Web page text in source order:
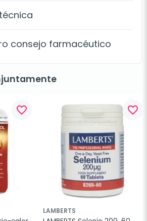
consejo farmacéutico
favorite_border favorite_border
LAMBERTS